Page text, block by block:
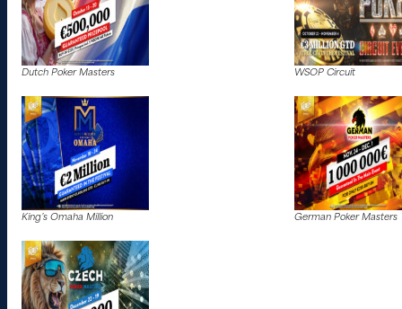
Dutch Poker Masters WSOP Circuit
King’s Omaha Million German Poker Masters